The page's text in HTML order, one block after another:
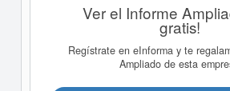
Ver el Informe
gratis!
Regístrate en eInforma y te
Ampliado de esta